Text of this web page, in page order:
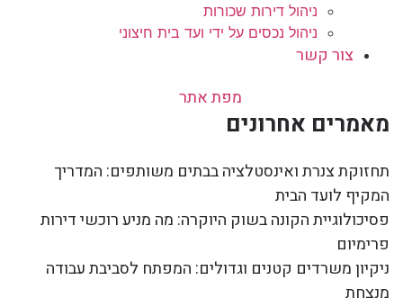
ניהול דירות שכורות
ניהול נכסים על ידי ועד בית חיצוני
צור קשר
מפת אתר
מאמרים אחרונים
תחזוקת צנרת ואינסטלציה בבתים משותפים: המדריך
המקיף לועד הבית
פסיכולוגיית הקונה בשוק היוקרה: מה מניע רוכשי דירות
פרימיום
ניקיון משרדים קטנים וגדולים: המפתח לסביבת עבודה
מנצחת